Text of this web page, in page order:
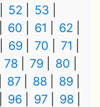
52
53
60 61
62
69 70
71
78 79
80
87 88
89
96 97
98